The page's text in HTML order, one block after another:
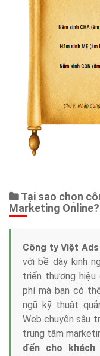
Tại sao chọn
Marketing Online?
Công ty Việt
với bề dày kinh
triển thương hiệu
phí mà bạn có
ngũ kỹ thuật
Web chuyên sâu
trung tâm
đến cho